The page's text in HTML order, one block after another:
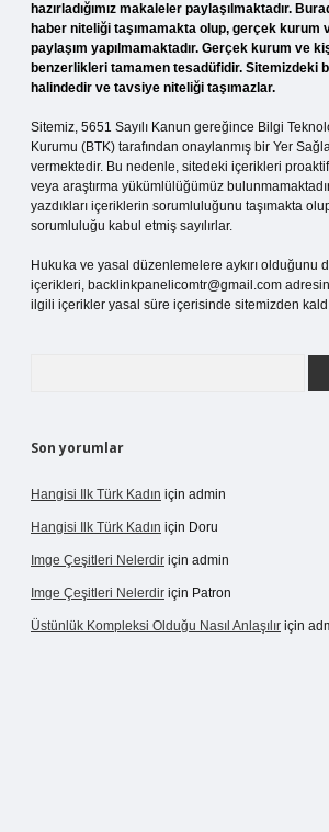
hazırladığımız makaleler paylaşılmaktadır.
haber niteliği taşımamakta olup, gerçek kurum
paylaşım yapılmamaktadır. Gerçek kurum ve
benzerlikleri tamamen tesadüfidir. Sitemizdeki
halindedir ve tavsiye niteliği taşımazlar.
Sitemiz, 5651 Sayılı Kanun gereğince Bilgi
Kurumu (BTK) tarafından onaylanmış bir Yer
vermektedir. Bu nedenle, sitedeki içerikleri
veya araştırma yükümlülüğümüz
yazdıkları içeriklerin sorumluluğunu taşımakta
sorumluluğu kabul etmiş sayılırlar.
Hukuka ve yasal düzenlemelere aykırı olduğunu
içerikleri, backlinkpanelicomtr@gmail.com
ilgili içerikler yasal süre içerisinde sitemizden
Son yorumlar
Hangisi Ilk Türk Kadın için admin
Hangisi Ilk Türk Kadın için Doru
Imge Çeşitleri Nelerdir için admin
Imge Çeşitleri Nelerdir için Patron
Üstünlük Kompleksi Olduğu Nasıl Anlaşılır için